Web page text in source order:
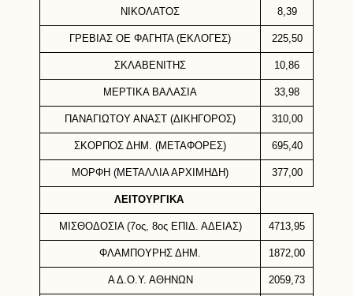
ΝΙΚΟΛΑΤΟΣ 8,39
ΓΡΕΒΙΑΣ ΟΕ ΦΑΓΗΤΑ (ΕΚΛΟΓΕΣ) 225,50
ΣΚΛΑΒΕΝΙΤΗΣ 10,86
ΜΕΡΤΙΚΑ ΒΑΛΑΣΙΑ 33,98
ΠΑΝΑΓΙΩΤΟΥ ΑΝΑΣΤ (ΔΙΚΗΓΟΡΟΣ) 310,00
ΣΚΟΡΠΟΣ ΔΗΜ. (ΜΕΤΑΦΟΡΕΣ) 695,40
ΜΟΡΦΗ (ΜΕΤΑΛΛΙΑ ΑΡΧΙΜΗΔΗ) 377,00
ΛΕΙΤΟΥΡΓΙΚΑ
ΜΙΣΘΟΔΟΣΙΑ (7ος, 8ος ΕΠΙΔ. ΑΔΕΙΑΣ) 4713,95
ΦΛΑΜΠΟΥΡΗΣ ΔΗΜ. 1872,00
Α Δ.Ο.Υ. ΑΘΗΝΩΝ 2059,73